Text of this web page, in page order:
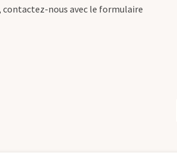
contactez-nous avec le formulaire